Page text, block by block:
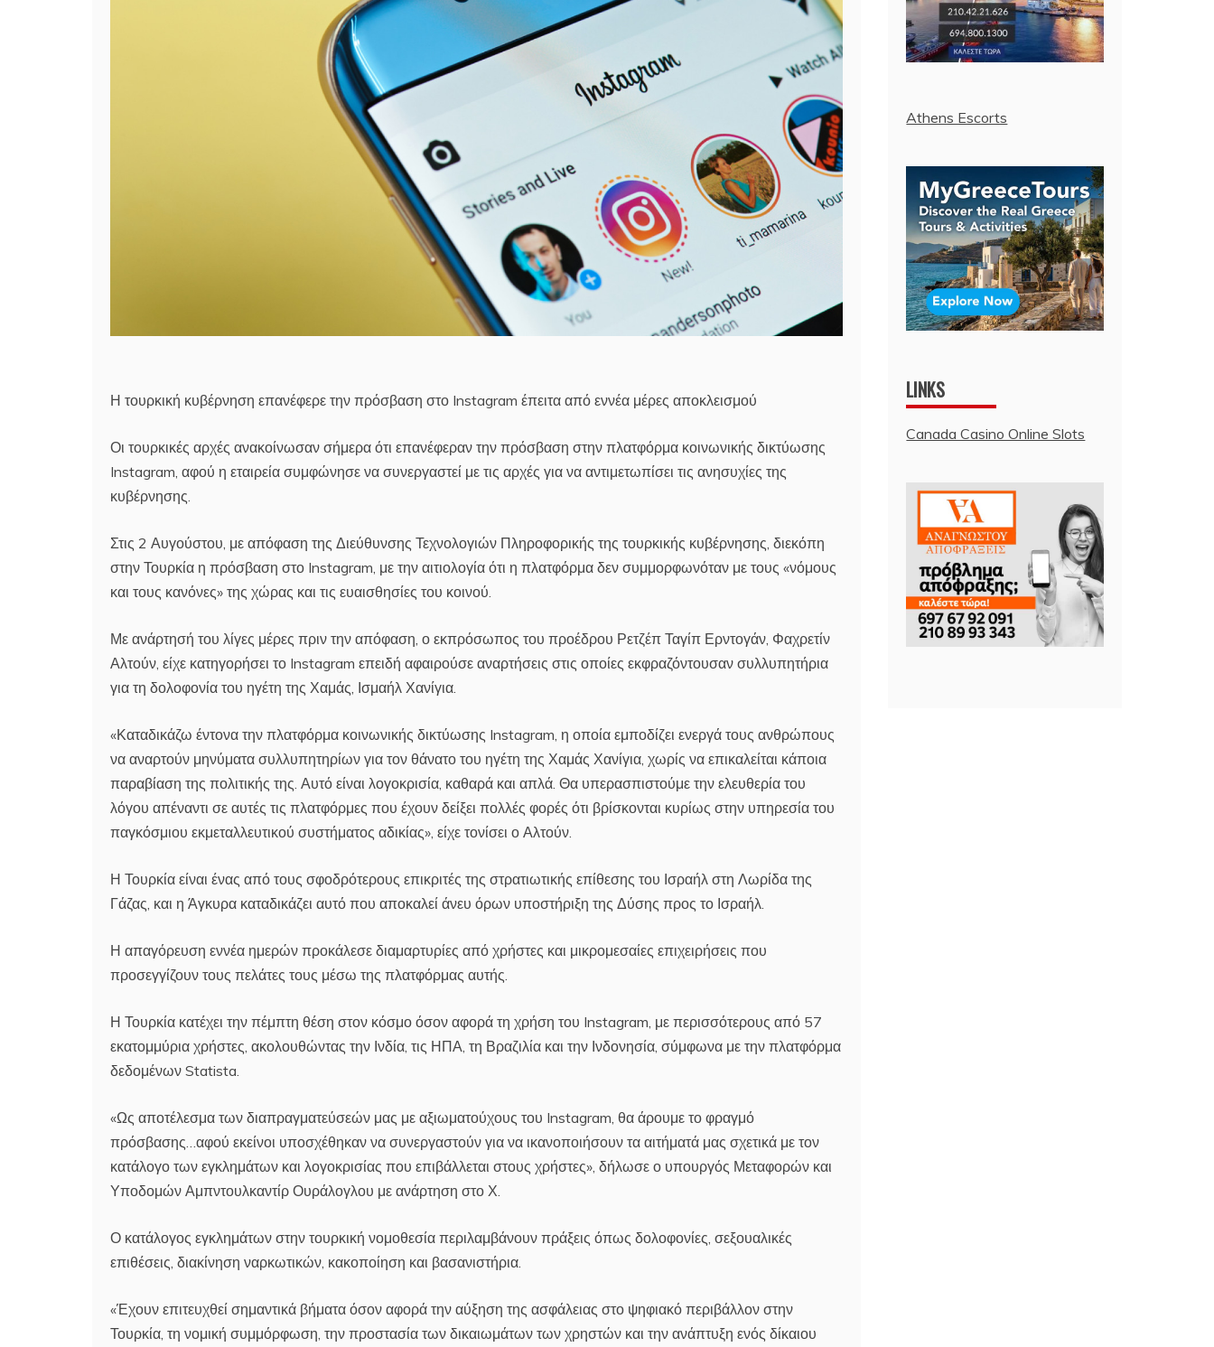
Η τουρκική κυβέρνηση επανέφερε την πρόσβαση στο Instagram έπειτα από εννέα μέρες αποκλεισμού
Οι τουρκικές αρχές ανακοίνωσαν σήμερα ότι επανέφεραν την πρόσβαση στην πλατφόρμα κοινωνικής δικτύωσης
Instagram, αφού η εταιρεία συμφώνησε να συνεργαστεί με τις αρχές για να αντιμετωπίσει τις ανησυχίες της
κυβέρνησης.
Στις 2 Αυγούστου, με απόφαση της Διεύθυνσης Τεχνολογιών Πληροφορικής της τουρκικής κυβέρνησης, διεκόπη
στην Τουρκία η πρόσβαση στο Instagram, με την αιτιολογία ότι η πλατφόρμα δεν συμμορφωνόταν με τους «νόμους
και τους κανόνες» της χώρας και τις ευαισθησίες του κοινού.
Με ανάρτησή του λίγες μέρες πριν την απόφαση, ο εκπρόσωπος του προέδρου Ρετζέπ Ταγίπ Ερντογάν, Φαχρετίν
Αλτούν, είχε κατηγορήσει το Instagram επειδή αφαιρούσε αναρτήσεις στις οποίες εκφραζόντουσαν συλλυπητήρια
για τη δολοφονία του ηγέτη της Χαμάς, Ισμαήλ Χανίγια.
«Καταδικάζω έντονα την πλατφόρμα κοινωνικής δικτύωσης Instagram, η οποία εμποδίζει ενεργά τους ανθρώπους
να αναρτούν μηνύματα συλλυπητηρίων για τον θάνατο του ηγέτη της Χαμάς Χανίγια, χωρίς να επικαλείται κάποια
παραβίαση της πολιτικής της. Αυτό είναι λογοκρισία, καθαρά και απλά. Θα υπερασπιστούμε την ελευθερία του
λόγου απέναντι σε αυτές τις πλατφόρμες που έχουν δείξει πολλές φορές ότι βρίσκονται κυρίως στην υπηρεσία του
παγκόσμιου εκμεταλλευτικού συστήματος αδικίας», είχε τονίσει ο Αλτούν.
Η Τουρκία είναι ένας από τους σφοδρότερους επικριτές της στρατιωτικής επίθεσης του Ισραήλ στη Λωρίδα της
Γάζας, και η Άγκυρα καταδικάζει αυτό που αποκαλεί άνευ όρων υποστήριξη της Δύσης προς το Ισραήλ.
Η απαγόρευση εννέα ημερών προκάλεσε διαμαρτυρίες από χρήστες και μικρομεσαίες επιχειρήσεις που
προσεγγίζουν τους πελάτες τους μέσω της πλατφόρμας αυτής.
Η Τουρκία κατέχει την πέμπτη θέση στον κόσμο όσον αφορά τη χρήση του Instagram, με περισσότερους από 57
εκατομμύρια χρήστες, ακολουθώντας την Ινδία, τις ΗΠΑ, τη Βραζιλία και την Ινδονησία, σύμφωνα με την πλατφόρμα
δεδομένων Statista.
«Ως αποτέλεσμα των διαπραγματεύσεών μας με αξιωματούχους του Instagram, θα άρουμε το φραγμό
πρόσβασης…αφού εκείνοι υποσχέθηκαν να συνεργαστούν για να ικανοποιήσουν τα αιτήματά μας σχετικά με τον
κατάλογο των εγκλημάτων και λογοκρισίας που επιβάλλεται στους χρήστες», δήλωσε ο υπουργός Μεταφορών και
Υποδομών Αμπντουλκαντίρ Ουράλογλου με ανάρτηση στο Χ.
Ο κατάλογος εγκλημάτων στην τουρκική νομοθεσία περιλαμβάνουν πράξεις όπως δολοφονίες, σεξουαλικές
επιθέσεις, διακίνηση ναρκωτικών, κακοποίηση και βασανιστήρια.
«Έχουν επιτευχθεί σημαντικά βήματα όσον αφορά την αύξηση της ασφάλειας στο ψηφιακό περιβάλλον στην
Τουρκία, τη νομική συμμόρφωση, την προστασία των δικαιωμάτων των χρηστών και την ανάπτυξη ενός δίκαιου
Athens Escorts
LINKS
Canada Casino Online Slots